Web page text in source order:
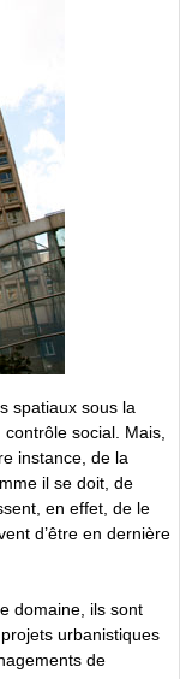
spatiaux sous la
social. Mais,
instance, de la
il se doit, de
en effet, de le
d’être en dernière
domaine, ils sont
urbanistiques
de